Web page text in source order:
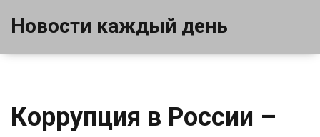
Новости каждый день
Коррупция в России –